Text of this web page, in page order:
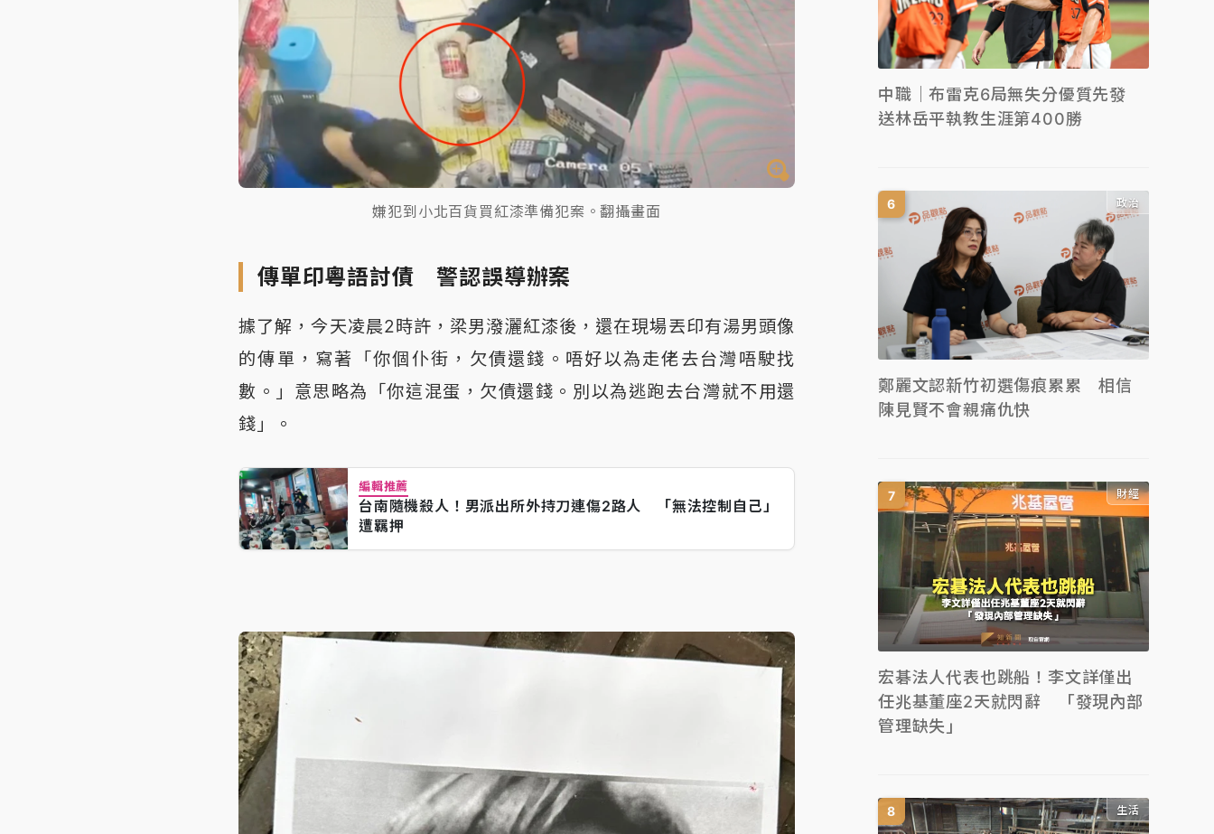
嫌犯到小北百貨買紅漆準備犯案。翻攝畫面
傳單印粵語討債 警認誤導辦案
據了解，今天凌晨2時許，梁男潑灑紅漆後，還在現場丟印有湯男頭像
的傳單，寫著「你個仆街，欠債還錢。唔好以為走佬去台灣唔駛找
數。」意思略為「你這混蛋，欠債還錢。別以為逃跑去台灣就不用還
錢」。
編輯推薦
台南隨機殺人！男派出所外持刀連傷2路人 「無法控制自己」
遭羈押
中職｜布雷克6局無失分優質先發
送林岳平執教生涯第400勝
政治
鄭麗文認新竹初選傷痕累累 相信
陳見賢不會親痛仇快
財經
宏碁法人代表也跳船！李文詳僅出
任兆基董座2天就閃辭 「發現內部
管理缺失」
生活